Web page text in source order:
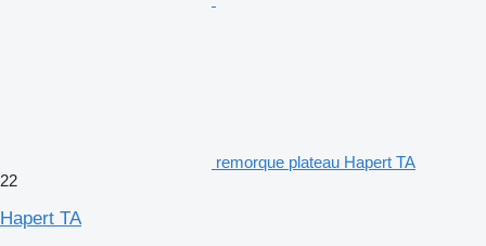
remorque plateau Hapert TA
22
Hapert TA